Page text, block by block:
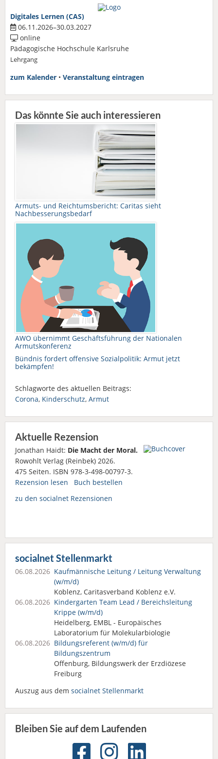
Digitales Lernen (CAS)
06.11.2026–30.03.2027
online
Pädagogische Hochschule Karlsruhe
Lehrgang
zum Kalender • Veranstaltung eintragen
Das könnte Sie auch interessieren
Armuts- und Reichtumsbericht: Caritas sieht
Nachbesserungsbedarf
AWO übernimmt Geschäftsführung der Nationalen
Armutskonferenz
Bündnis fordert offensive Sozialpolitik: Armut jetzt
bekämpfen!
Schlagworte des aktuellen Beitrags:
Corona, Kinderschutz, Armut
Aktuelle Rezension
Jonathan Haidt: Die Macht der Moral.
Rowohlt Verlag (Reinbek) 2026.
475 Seiten. ISBN 978-3-498-00797-3.
Rezension lesen
Buch bestellen
zu den socialnet Rezensionen
socialnet Stellenmarkt
06.08.2026 Kaufmännische Leitung / Leitung Verwaltung
(w/m/d)
Koblenz, Caritasverband Koblenz e.V.
06.08.2026 Kindergarten Team Lead / Bereichsleitung
Krippe (w/m/d)
Heidelberg, EMBL - Europäisches
Laboratorium für Molekularbiologie
06.08.2026 Bildungsreferent (w/m/d) für
Bildungszentrum
Offenburg, Bildungswerk der Erzdiözese
Freiburg
Auszug aus dem socialnet Stellenmarkt
Bleiben Sie auf dem Laufenden